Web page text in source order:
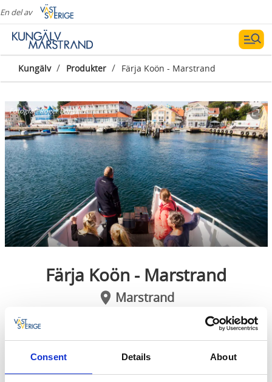
Consent Details About
En del av
Kungälv / Produkter / Färja Koön - Marstrand
Fotograf:Roger Borgelid
Färja Koön - Marstrand
Marstrand
Marstrandsfärjan avgår regelbundet dygnet runt
och tar endast två minuter. Sena kvällar och
nätter behöver färjan förbeställas och är